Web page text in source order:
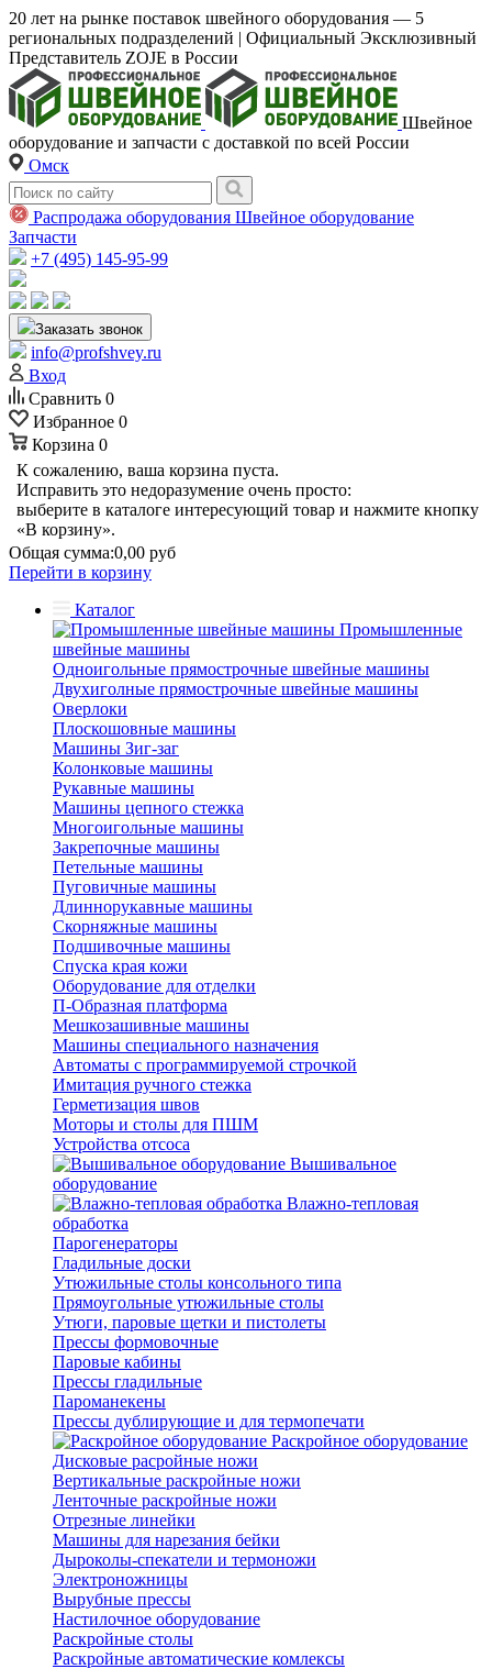
20 лет на рынке поставок швейного оборудования — 5
региональных подразделений | Официальный Эксклюзивный
Представитель ZOJE в России
Швейное
оборудование и запчасти с доставкой по всей России
Омск
Распродажа оборудования Швейное оборудование
Запчасти
+7 (495) 145-95-99
Заказать звонок
info@profshvey.ru
Вход
Сравнить 0
Избранное 0
Корзина 0
К сожалению, ваша корзина пуста.
Исправить это недоразумение очень просто:
выберите в каталоге интересующий товар и нажмите кнопку
«В корзину».
Общая сумма:0,00 руб
Перейти в корзину
Каталог
Промышленные
швейные машины
Одноигольные прямострочные швейные машины
Двухиголные прямострочные швейные машины
Оверлоки
Плоскошовные машины
Машины Зиг-заг
Колонковые машины
Рукавные машины
Машины цепного стежка
Многоигольные машины
Закрепочные машины
Петельные машины
Пуговичные машины
Длиннорукавные машины
Скорняжные машины
Подшивочные машины
Спуска края кожи
Оборудование для отделки
П-Образная платформа
Мешкозашивные машины
Машины специального назначения
Автоматы с программируемой строчкой
Имитация ручного стежка
Герметизация швов
Моторы и столы для ПШМ
Устройства отсоса
Вышивальное
оборудование
Влажно-тепловая
обработка
Парогенераторы
Гладильные доски
Утюжильные столы консольного типа
Прямоугольные утюжильные столы
Утюги, паровые щетки и пистолеты
Прессы формовочные
Паровые кабины
Прессы гладильные
Пароманекены
Прессы дублирующие и для термопечати
Раскройное оборудование
Дисковые расройные ножи
Вертикальные раскройные ножи
Ленточные раскройные ножи
Отрезные линейки
Машины для нарезания бейки
Дыроколы-спекатели и термоножи
Электроножницы
Вырубные прессы
Настилочное оборудование
Раскройные столы
Раскройные автоматические комлексы